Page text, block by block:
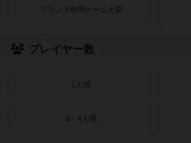
フランス年間ゲーム大賞
プレイヤー数
1人用
3～4人用